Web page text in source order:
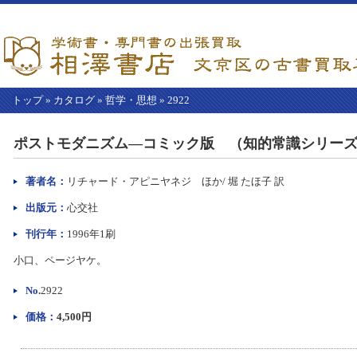
トップ» カタログ » 哲学・思想 » 2922
か
本
ポストモダニズム―コミック版 （知的常識シリー
著者名： リチャード・アピニヤネジ ほか/ 堀 たほ子 訳
出版元： 心交社
刊行年： 1996年1刷
小口、ページヤケ。
No.2922
価格： 4,500円